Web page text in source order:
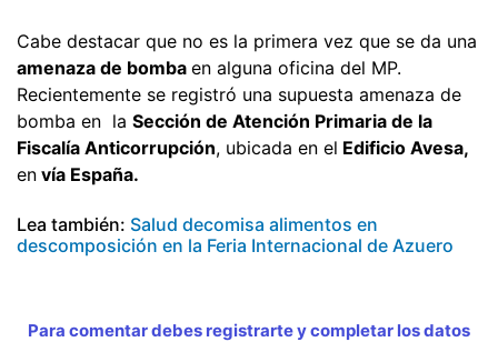
Cabe destacar que no es la primera vez que se da una
amenaza de bomba en alguna oficina del MP.
Recientemente se registró una supuesta amenaza de
bomba en la Sección de Atención Primaria de la
Fiscalía Anticorrupción, ubicada en el Edificio Avesa,
en vía España.
Lea también: Salud decomisa alimentos en
descomposición en la Feria Internacional de Azuero
Para comentar debes registrarte y completar los datos